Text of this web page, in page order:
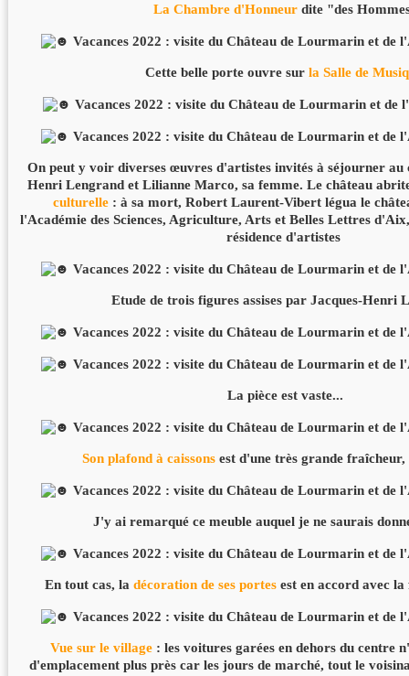
La Chambre d'Honneur dite "des
Cette belle porte ouvre sur la Salle de
On peut y voir diverses œuvres d'artistes invités à séjourner au
Henri Lengrand et Lilianne Marco, sa femme. Le château
culturelle : à sa mort, Robert Laurent-Vibert légua le
l'Académie des Sciences, Agriculture, Arts et Belles Lettres
résidence d'artistes
Etude de trois figures assises par Jacques-Henri
La pièce est vaste...
Son plafond à caissonsest d'une très grande fraîcheur,
J'y ai remarqué ce meuble auquel je ne saurais
En tout cas, ladécoration de ses portes est en accord avec
Vue sur le village : les voitures garées en dehors du centre
d'emplacement plus près car les jours de marché, tout le